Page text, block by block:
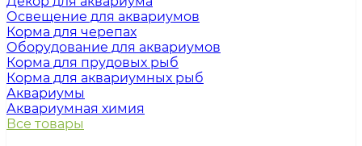
Освещение для аквариумов
Корма для черепах
Оборудование для аквариумов
Корма для прудовых рыб
Корма для аквариумных рыб
Аквариумы
Аквариумная химия
Все товары